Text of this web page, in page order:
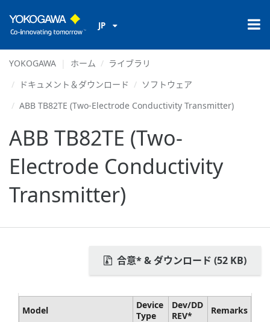
JP
YOKOGAWA ホーム
ライブラリ
ドキュメント＆ダウンロード
ソフトウェア
ABB TB82TE (Two-Electrode Conductivity Transmitter)
ABB TB82TE (Two-
Electrode Conductivity
Transmitter)
合意* & ダウンロード (52 KB)
Model
Device
Type
Dev/DD
REV*
Remarks